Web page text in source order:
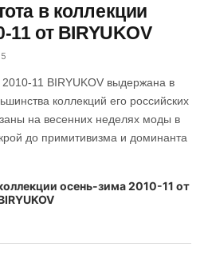
в коллекции
11 от BIRYUKOV
11 BIRYUKOV выдержана в
коллекций его российских
на весенних неделях моды в
до примитивизма и доминанта